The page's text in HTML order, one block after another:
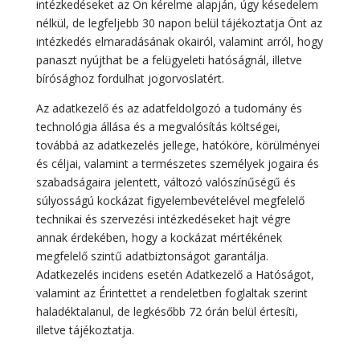
intézkedéseket az Ön kérelme alapján, úgy késedelem
nélkül, de legfeljebb 30 napon belül tájékoztatja Önt az
intézkedés elmaradásának okairól, valamint arról, hogy
panaszt nyújthat be a felügyeleti hatóságnál, illetve
bírósághoz fordulhat jogorvoslatért.
Az adatkezelő és az adatfeldolgozó a tudomány és
technológia állása és a megvalósítás költségei,
továbbá az adatkezelés jellege, hatóköre, körülményei
és céljai, valamint a természetes személyek jogaira és
szabadságaira jelentett, változó valószínűségű és
súlyosságú kockázat figyelembevételével megfelelő
technikai és szervezési intézkedéseket hajt végre
annak érdekében, hogy a kockázat mértékének
megfelelő szintű adatbiztonságot garantálja.
Adatkezelés incidens esetén Adatkezelő a Hatóságot,
valamint az Érintettet a rendeletben foglaltak szerint
haladéktalanul, de legkésőbb 72 órán belül értesíti,
illetve tájékoztatja.